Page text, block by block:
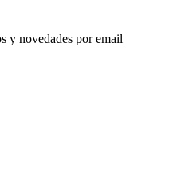
y novedades por email